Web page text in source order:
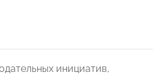
инициатив,